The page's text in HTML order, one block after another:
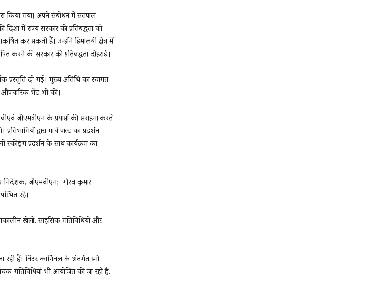
किया गया। अपने संबोधन में सतपाल
में राज्य सरकार की प्रतिबद्धता को
कर सकती हैं। उन्होंने हिमालयी क्षेत्र में
करने की सरकार की प्रतिबद्धता दोहराई।
दी गई। मुख्य अतिथि का स्वागत
औपचारिक भेंट भी की।
जीएमवीएन के प्रयासों की सराहना करते
द्वारा मार्च पास्ट का प्रदर्शन
स्कीइंग प्रदर्शन के साथ कार्यक्रम का
निदेशक, जीएमवीएन; गौरव कुमार
रहे।
खेलों, साहसिक गतिविधियों और
हैं। विंटर कार्निवल के अंतर्गत स्नो
गतिविधियां भी आयोजित की जा रही हैं,